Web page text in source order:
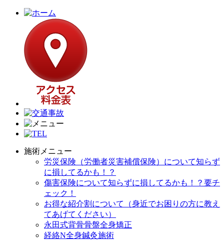
施術メニュー
労災保険（労働者災害補償保険）について知らず
に損してるかも！？
傷害保険について知らずに損してるかも！？要チ
ェック！
お得な紹介割について（身近でお困りの方に教え
てあげてください）
永田式背骨骨盤全身矯正
経絡N全身鍼灸施術